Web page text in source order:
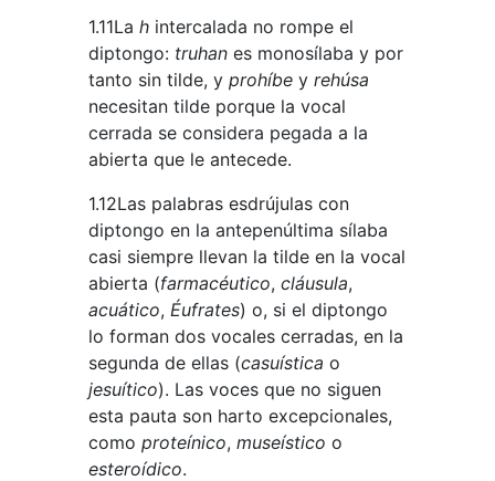
1.11La h intercalada no rompe el
diptongo: truhan es monosílaba y por
tanto sin tilde, y prohíbe y rehúsa
necesitan tilde porque la vocal
cerrada se considera pegada a la
abierta que le antecede.
1.12Las palabras esdrújulas con
diptongo en la antepenúltima sílaba
casi siempre llevan la tilde en la vocal
abierta (farmacéutico, cláusula,
acuático, Éufrates) o, si el diptongo
lo forman dos vocales cerradas, en la
segunda de ellas (casuística o
jesuítico). Las voces que no siguen
esta pauta son harto excepcionales,
como proteínico, museístico o
esteroídico.